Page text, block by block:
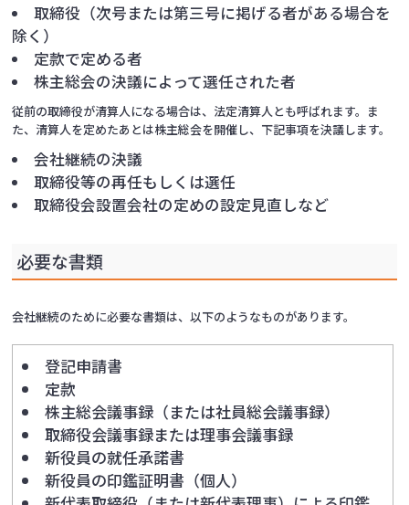
取締役（次号または第三号に掲げる者がある場合を
除く）
定款で定める者
株主総会の決議によって選任された者
従前の取締役が清算人になる場合は、法定清算人とも呼ばれます。ま
た、清算人を定めたあとは株主総会を開催し、下記事項を決議します。
会社継続の決議
取締役等の再任もしくは選任
取締役会設置会社の定めの設定見直しなど
必要な書類
会社継続のために必要な書類は、以下のようなものがあります。
登記申請書
定款
株主総会議事録（または社員総会議事録）
取締役会議事録または理事会議事録
新役員の就任承諾書
新役員の印鑑証明書（個人）